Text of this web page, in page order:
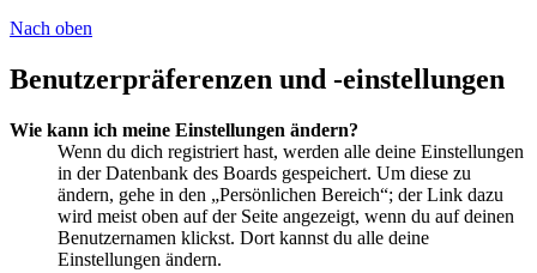
Nach oben
Benutzerpräferenzen und -einstellungen
Wie kann ich meine Einstellungen ändern?
Wenn du dich registriert hast, werden alle deine Einstellungen
in der Datenbank des Boards gespeichert. Um diese zu
ändern, gehe in den „Persönlichen Bereich“; der Link dazu
wird meist oben auf der Seite angezeigt, wenn du auf deinen
Benutzernamen klickst. Dort kannst du alle deine
Einstellungen ändern.